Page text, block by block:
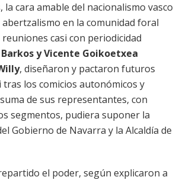
la cara amable del nacionalismo vasco
en la comunidad foral
casi con periodicidad
y Vicente Goikoetxea
, diseñaron y pactaron futuros
los comicios autonómicos y
de sus representantes, con
segmentos, pudiera suponer la
Gobierno de Navarra y la Alcaldía de
el poder, según explicaron a